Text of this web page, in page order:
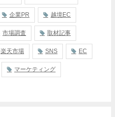
企業PR 越境EC
市場調査 取材記事
楽天市場 SNS EC
マーケティング